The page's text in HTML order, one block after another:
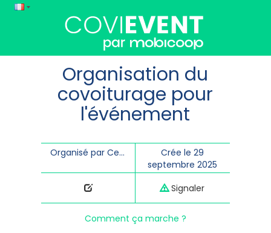
Organisation du
covoiturage pour
l'événement
Organisé par Centre culturel Stavelot Trois-Ponts
Crée le 29
septembre 2025
Signaler
Comment ça marche ?